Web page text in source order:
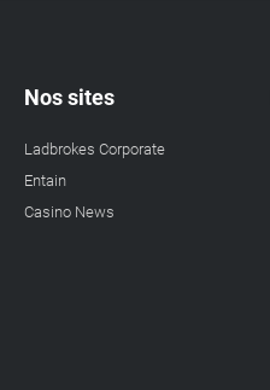
Nos sites
Ladbrokes Corporate
Entain
Casino News